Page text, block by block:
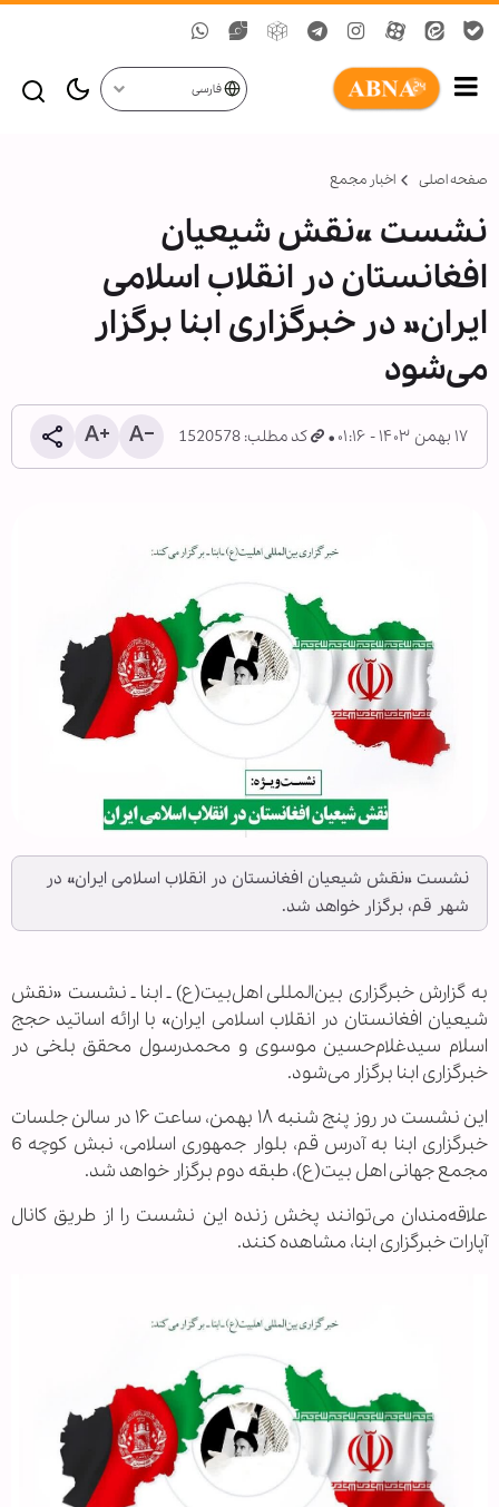
فارسی
صفحه اصلی اخبار مجمع
نشست «نقش شیعیان
افغانستان در انقلاب اسلامی
ایران» در خبرگزاری ابنا برگزار
می‌شود
۱۷ بهمن ۱۴۰۳ - ۰۱:۱۶ کد مطلب: 1520578
نشست «نقش شیعیان افغانستان در انقلاب اسلامی ایران» در
شهر قم، برگزار خواهد شد.
به گزارش خبرگزاری بین‌المللی اهل‌بیت(ع) ـ ابنا ـ نشست «نقش
شیعیان افغانستان در انقلاب اسلامی ایران» با ارائه اساتید حجج
اسلام سیدغلام‌حسین موسوی و محمدرسول محقق بلخی در
خبرگزاری ابنا برگزار می‌شود.
این نشست در روز پنج شنبه ۱۸ بهمن، ساعت ۱۶ در سالن جلسات
خبرگزاری ابنا به آدرس قم، بلوار جمهوری اسلامی، نبش کوچه 6
مجمع جهانی اهل بیت(ع)، طبقه دوم برگزار خواهد شد.
علاقه‌مندان می‌توانند پخش زنده این نشست را از طریق کانال
آپارات خبرگزاری ابنا، مشاهده کنند.